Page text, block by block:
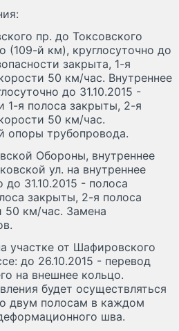
пр. до Токсовского
(109-й км), круглосуточно до
закрыта, 1-я
50 км/час. Внутреннее
до 31.10.2015 -
1-я полоса закрыты, 2-я
50 км/час.
опоры трубопровода.
Обороны, внутреннее
ул. на внутреннее
до 31.10.2015 - полоса
закрыты, 2-я полоса
50 км/час. Замена
участке от Шафировского
до 26.10.2015 - перевод
на внешнее кольцо.
будет осуществляться
двум полосам в каждом
шва.